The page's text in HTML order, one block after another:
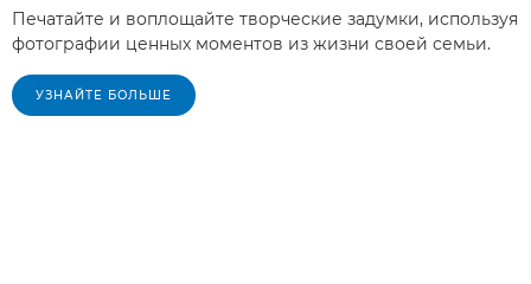
Печатайте и воплощайте творческие задумки, используя
фотографии ценных моментов из жизни своей семьи.
УЗНАЙТЕ БОЛЬШЕ